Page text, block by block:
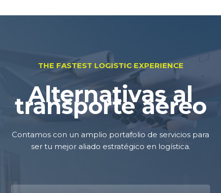
THE FASTEST LOGISTIC EXPERIENCE
Alternativas al
transporte aéreo
Contamos con un amplio portafolio de servicios para
ser tu mejor aliado estratégico en logística.